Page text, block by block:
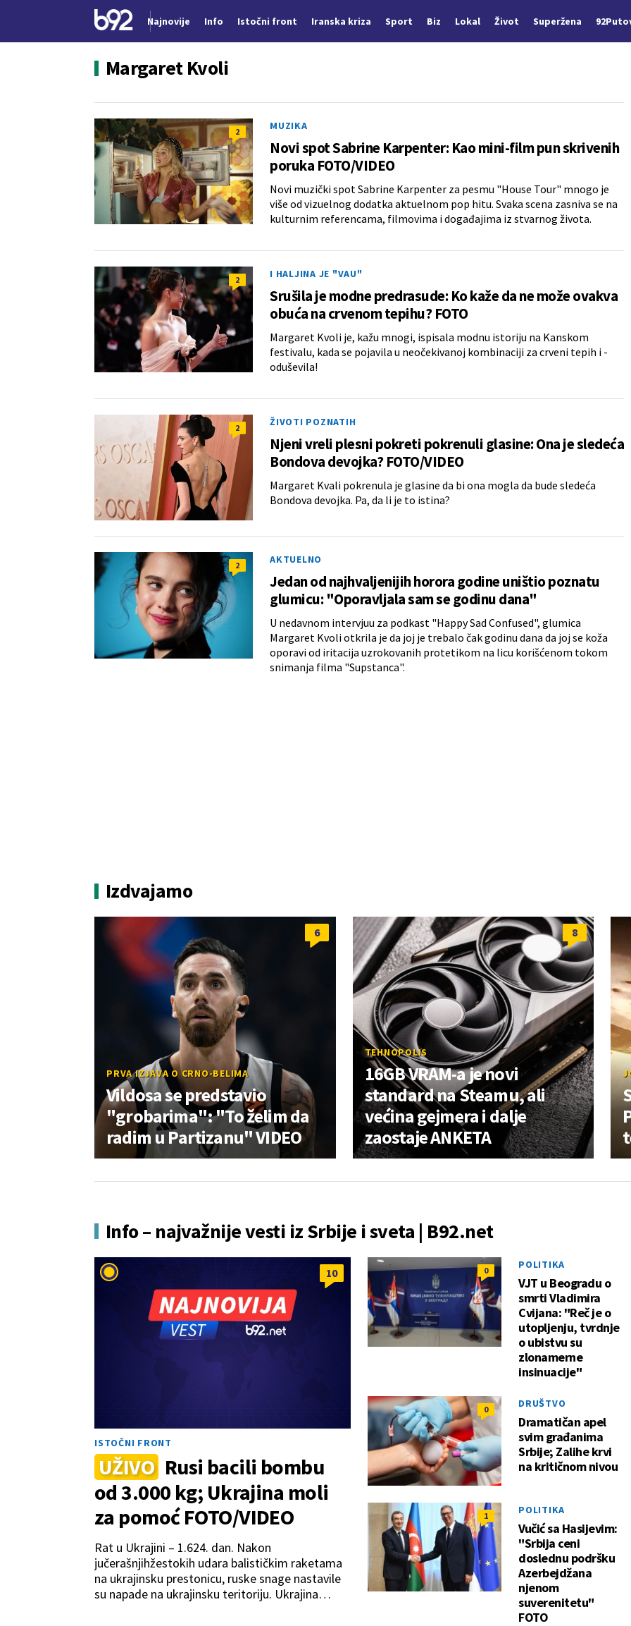
Najnovije Info Istočni front Iranska kriza Sport Biz Lokal Život Superžena
Margaret Kvoli
2 MUZIKA
Novi spot Sabrine Karpenter: Kao mini-film pun skrivenih
poruka FOTO/VIDEO
Novi muzički spot Sabrine Karpenter za pesmu "House Tour" mnogo je
više od vizuelnog dodatka aktuelnom pop hitu. Svaka scena zasniva se na
kulturnim referencama, filmovima i događajima iz stvarnog života.
2 I HALJINA JE "VAU"
Srušila je modne predrasude: Ko kaže da ne može ovakva
obuća na crvenom tepihu? FOTO
Margaret Kvoli je, kažu mnogi, ispisala modnu istoriju na Kanskom
festivalu, kada se pojavila u neočekivanoj kombinaciji za crveni tepih i -
oduševila!
2 ŽIVOTI POZNATIH
Njeni vreli plesni pokreti pokrenuli glasine: Ona je sledeća
Bondova devojka? FOTO/VIDEO
Margaret Kvali pokrenula je glasine da bi ona mogla da bude sledeća
Bondova devojka. Pa, da li je to istina?
2 AKTUELNO
Jedan od najhvaljenijih horora godine uništio poznatu
glumicu: "Oporavljala sam se godinu dana"
U nedavnom intervjuu za podkast "Happy Sad Confused", glumica
Margaret Kvoli otkrila je da joj je trebalo čak godinu dana da joj se koža
oporavi od iritacija uzrokovanih protetikom na licu korišćenom tokom
snimanja filma "Supstanca".
Izdvajamo
6
PRVA IZJAVA O CRNO-BELIMA
Vildosa se predstavio
"grobarima": "To želim da
radim u Partizanu" VIDEO
8
TEHNOPOLIS
16GB VRAM-a je novi
standard na Steamu, ali
većina gejmera i dalje
zaostaje ANKETA
Info – najvažnije vesti iz Srbije i sveta | B92.net
10
ISTOČNI FRONT
UŽIVO Rusi bacili bombu
od 3.000 kg; Ukrajina moli
za pomoć FOTO/VIDEO
Rat u Ukrajini – 1.624. dan. Nakon
jučerašnjihžestokih udara balističkim raketama
na ukrajinsku prestonicu, ruske snage nastavile
su napade na ukrajinsku teritoriju. Ukrajina
0 POLITIKA
VJT u Beogradu o
smrti Vladimira
Cvijana: "Reč je o
utopljenju, tvrdnje
o ubistvu su
zlonamerne
insinuacije"
0 DRUŠTVO
Dramatičan apel
svim građanima
Srbije; Zalihe krvi
na kritičnom nivou
1 POLITIKA
Vučić sa Hasijevim:
"Srbija ceni
doslednu podršku
Azerbejdžana
njenom
suverenitetu"
FOTO